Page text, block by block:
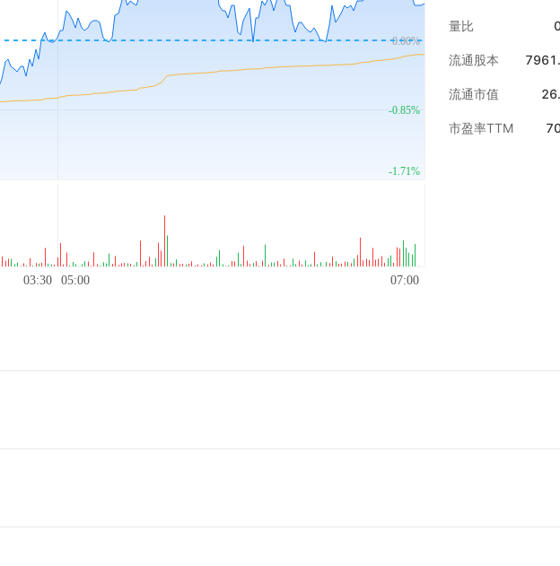
量比
流通股本
流通市值
市盈率TTM